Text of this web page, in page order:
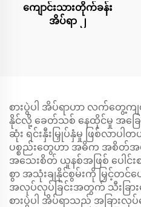
ကျောင်းသားတိုက်ခန်း
အိပ်ရာ ၂
စားပွဲပါ အိပ်ရာဟာ လက်တွေ့ကျ
နိုင်လို့ ခေတ်သစ် နေထိုင်မှု အခ
ဆုံး ရင်းနှီးမြှုပ်နှံမှု ဖြစ်လာပါ
ပစ္စည်းတွေဟာ အဓိက အစိတ်
အသေးစိတ် ယူနစ်အဖြစ် ပေါင်း
စွာ အသုံးချနိုင်စွမ်းကို မြှင့်တင်
အလုပ်လုပ်ခြင်းအတွက် သီးခြားန
စားပွဲပါ အိပ်ရာသည် အခြားလု